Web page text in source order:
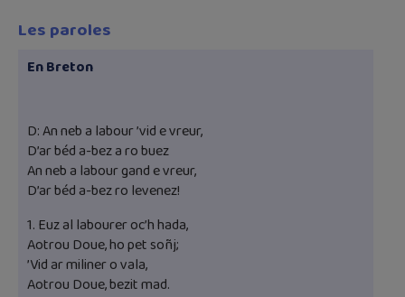
Les paroles
En Breton
D: An neb a labour ’vid e vreur,
D’ar béd a-bez a ro buez
An neb a labour gand e vreur,
D’ar béd a-bez ro levenez!
1. Euz al labourer oc’h hada,
Aotrou Doue, ho pet soñj;
’Vid ar miliner o vala,
Aotrou Doue, bezit mad.